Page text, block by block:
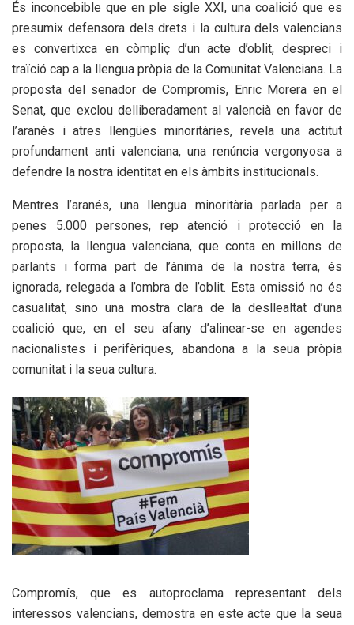
És inconcebible que en ple sigle XXI, una coalició que es
presumix defensora dels drets i la cultura dels valencians
es convertixca en còmpliç d’un acte d’oblit, despreci i
traïció cap a la llengua pròpia de la Comunitat Valenciana. La
proposta del senador de Compromís, Enric Morera en el
Senat, que exclou delliberadament al valencià en favor de
l’aranés i atres llengües minoritàries, revela una actitut
profundament anti valenciana, una renúncia vergonyosa a
defendre la nostra identitat en els àmbits institucionals.
Mentres l’aranés, una llengua minoritària parlada per a
penes 5.000 persones, rep atenció i protecció en la
proposta, la llengua valenciana, que conta en millons de
parlants i forma part de l’ànima de la nostra terra, és
ignorada, relegada a l’ombra de l’oblit. Esta omissió no és
casualitat, sino una mostra clara de la desllealtat d’una
coalició que, en el seu afany d’alinear-se en agendes
nacionalistes i perifèriques, abandona a la seua pròpia
comunitat i la seua cultura.
Compromís, que es autoproclama representant dels
interessos valencians, demostra en este acte que la seua